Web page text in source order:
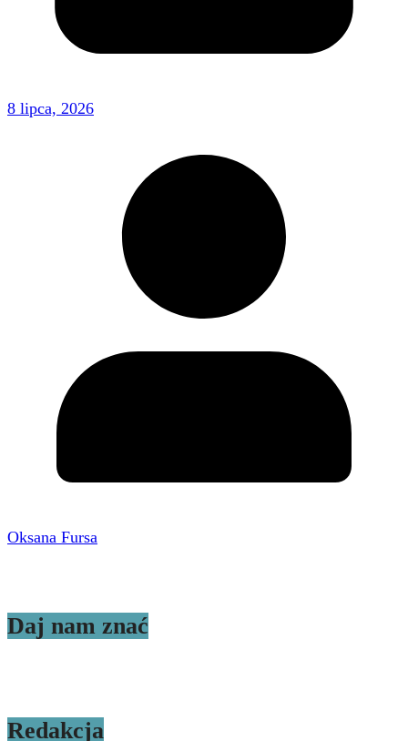
8 lipca, 2026
Oksana Fursa
Daj nam znać
Redakcja